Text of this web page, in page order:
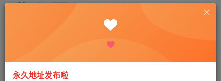
老王 打赏
永久地址发布啦